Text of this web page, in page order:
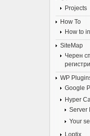
Projects
How To
How to
SiteMap
Черен
WP
Google
Hyper
Server
Your
Loptix